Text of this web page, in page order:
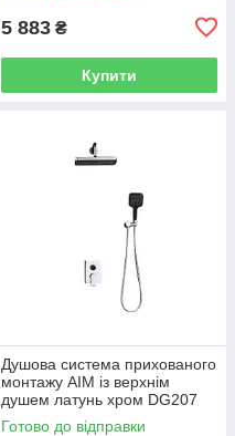
5 883 ₴
Купити
Душова система прихованого
монтажу AIM із верхнім
душем латунь хром DG207
chrome
Готово до відправки